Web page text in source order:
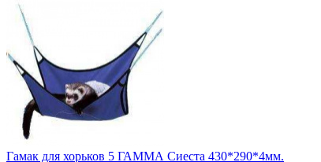
Гамак для хорьков 5 ГАММА Сиеста 430*290*4мм.